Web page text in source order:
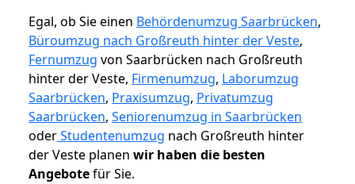
Egal, ob Sie einen Behördenumzug Saarbrücken,
Büroumzug nach Großreuth hinter der Veste,
Fernumzug von Saarbrücken nach Großreuth
hinter der Veste, Firmenumzug, Laborumzug
Saarbrücken, Praxisumzug, Privatumzug
Saarbrücken, Seniorenumzug in Saarbrücken
oderStudentenumzug nach Großreuth hinter
der Veste planen wir haben die besten
Angebotefür Sie.